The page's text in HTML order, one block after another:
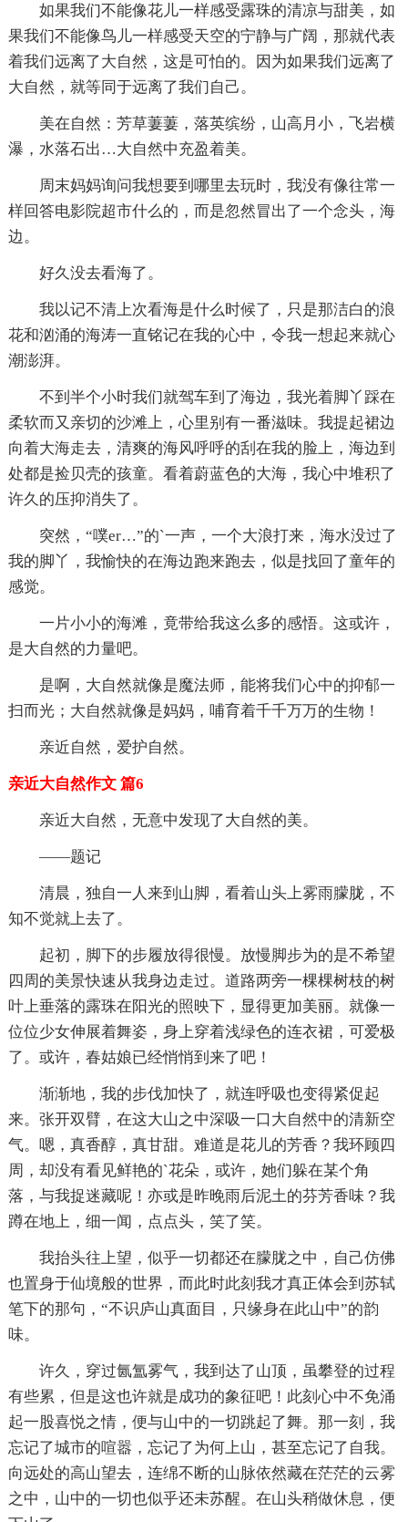
如果我们不能像花儿一样感受露珠的清凉与甜美，如
果我们不能像鸟儿一样感受天空的宁静与广阔，那就代表
着我们远离了大自然，这是可怕的。因为如果我们远离了
大自然，就等同于远离了我们自己。
美在自然：芳草萋萋，落英缤纷，山高月小，飞岩横
瀑，水落石出…大自然中充盈着美。
周末妈妈询问我想要到哪里去玩时，我没有像往常一
样回答电影院超市什么的，而是忽然冒出了一个念头，海
边。
好久没去看海了。
我以记不清上次看海是什么时候了，只是那洁白的浪
花和汹涌的海涛一直铭记在我的心中，令我一想起来就心
潮澎湃。
不到半个小时我们就驾车到了海边，我光着脚丫踩在
柔软而又亲切的沙滩上，心里别有一番滋味。我提起裙边
向着大海走去，清爽的海风呼呼的刮在我的脸上，海边到
处都是捡贝壳的孩童。看着蔚蓝色的大海，我心中堆积了
许久的压抑消失了。
突然，“噗er…”的`一声，一个大浪打来，海水没过了
我的脚丫，我愉快的在海边跑来跑去，似是找回了童年的
感觉。
一片小小的海滩，竟带给我这么多的感悟。这或许，
是大自然的力量吧。
是啊，大自然就像是魔法师，能将我们心中的抑郁一
扫而光；大自然就像是妈妈，哺育着千千万万的生物！
亲近自然，爱护自然。
亲近大自然作文 篇6
亲近大自然，无意中发现了大自然的美。
——题记
清晨，独自一人来到山脚，看着山头上雾雨朦胧，不
知不觉就上去了。
起初，脚下的步履放得很慢。放慢脚步为的是不希望
四周的美景快速从我身边走过。道路两旁一棵棵树枝的树
叶上垂落的露珠在阳光的照映下，显得更加美丽。就像一
位位少女伸展着舞姿，身上穿着浅绿色的连衣裙，可爱极
了。或许，春姑娘已经悄悄到来了吧！
渐渐地，我的步伐加快了，就连呼吸也变得紧促起
来。张开双臂，在这大山之中深吸一口大自然中的清新空
气。嗯，真香醇，真甘甜。难道是花儿的芳香？我环顾四
周，却没有看见鲜艳的`花朵，或许，她们躲在某个角
落，与我捉迷藏呢！亦或是昨晚雨后泥土的芬芳香味？我
蹲在地上，细一闻，点点头，笑了笑。
我抬头往上望，似乎一切都还在朦胧之中，自己仿佛
也置身于仙境般的世界，而此时此刻我才真正体会到苏轼
笔下的那句，“不识庐山真面目，只缘身在此山中”的韵
味。
许久，穿过氤氲雾气，我到达了山顶，虽攀登的过程
有些累，但是这也许就是成功的象征吧！此刻心中不免涌
起一股喜悦之情，便与山中的一切跳起了舞。那一刻，我
忘记了城市的喧嚣，忘记了为何上山，甚至忘记了自我。
向远处的高山望去，连绵不断的山脉依然藏在茫茫的云雾
之中，山中的一切也似乎还未苏醒。在山头稍做休息，便